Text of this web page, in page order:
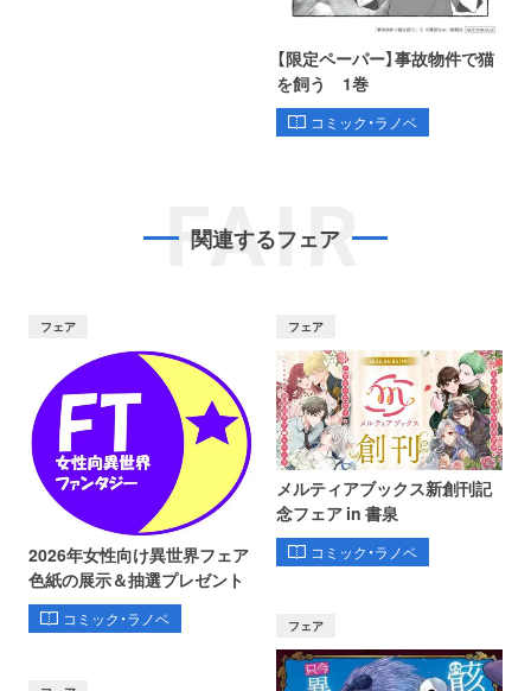
【限定ペーパー】事故物件で猫
を飼う 1巻
コミック・ラノベ
FAIR
関連するフェア
フェア
2026年女性向け異世界フェア
色紙の展示＆抽選プレゼント
コミック・ラノベ
フェア
メルティアブックス新創刊記
念フェア in 書泉
コミック・ラノベ
フェア